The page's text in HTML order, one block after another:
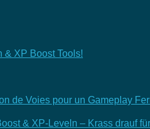
& XP Boost Tools!
de Voies pour un Gameplay
& XP-Leveln – Krass drauf